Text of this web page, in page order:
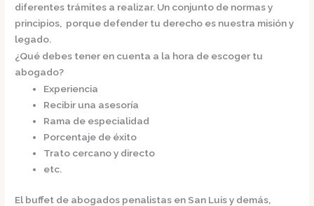
diferentes trámites a realizar. Un conjunto de normas y
principios, porque defender tu derecho es nuestra misión y
legado.
¿Qué debes tener en cuenta a la hora de escoger tu
abogado?
Experiencia
Recibir una asesoría
Rama de especialidad
Porcentaje de éxito
Trato cercano y directo
etc.
El buffet de abogados penalistas en San Luisy demás,